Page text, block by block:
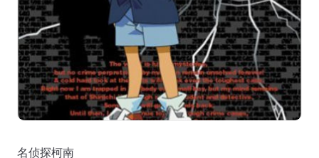
名侦探柯南